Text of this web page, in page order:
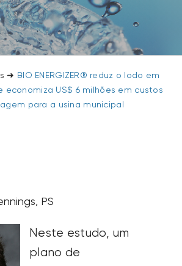
➜ BIO ENERGIZER® reduz o lodo em
economiza US$ 6 milhões em custos
para a usina municipal
PS
Neste estudo, um
plano de